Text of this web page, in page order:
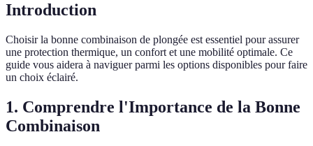
Introduction
Choisir la bonne combinaison de plongée est essentiel pour assurer
une protection thermique, un confort et une mobilité optimale. Ce
guide vous aidera à naviguer parmi les options disponibles pour faire
un choix éclairé.
1. Comprendre l'Importance de la Bonne
Combinaison